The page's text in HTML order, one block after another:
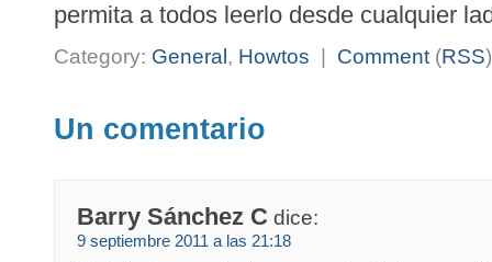
permita a todos leerlo desde cualquier
Category: General , Howtos Comment (RSS
Un comentario
Barry Sánchez C dice:
9 septiembre 2011 a las 21:18